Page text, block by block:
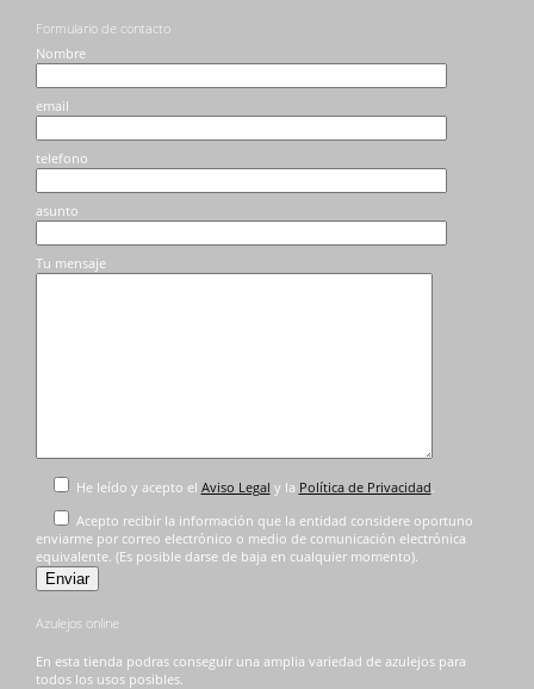
Formulario de contacto
Nombre
email
telefono
asunto
Tu mensaje
He leído y acepto el Aviso Legal y la Política de Privacidad
Acepto recibir la información que la entidad considere oportuno
enviarme por correo electrónico o medio de comunicación electrónica
equivalente. (Es posible darse de baja en cualquier momento).
Azulejos online
En esta tienda podras conseguir una amplia variedad de azulejos para
todos los usos posibles.